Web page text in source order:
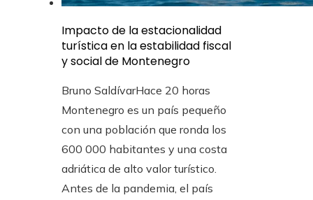
Impacto de la estacionalidad
turística en la estabilidad fiscal
y social de Montenegro
Bruno SaldívarHace 20 horas
Montenegro es un país pequeño
con una población que ronda los
600 000 habitantes y una costa
adriática de alto valor turístico.
Antes de la pandemia, el país